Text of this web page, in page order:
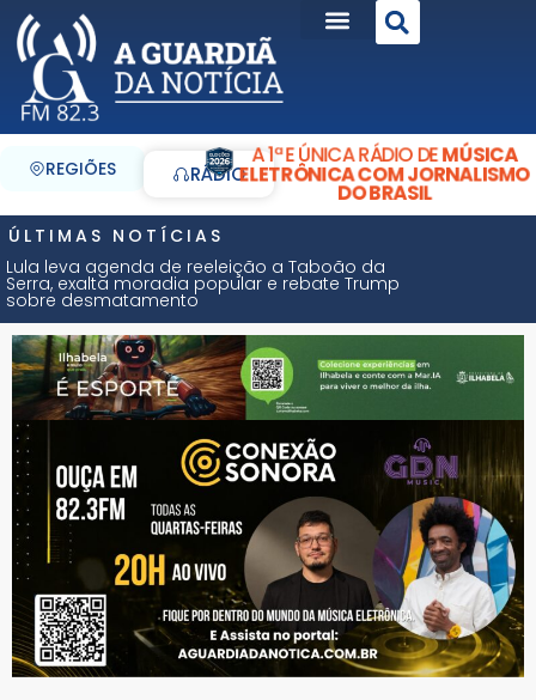
REGIÕES RÁDIO
A 1ª E ÚNICA RÁDIO DEMÚSICA
ELETRÔNICA COM JORNALISMO
DO BRASIL
ÚLTIMAS NOTÍCIAS
Lula leva agenda de reeleição a Taboão da
Serra, exalta moradia popular e rebate Trump
sobre desmatamento